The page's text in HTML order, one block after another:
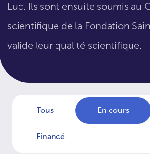
Luc. Ils sont ensuite soumis au
scientifique de la Fondation
valide leur qualité scientifique.
Tous En cours
Financé